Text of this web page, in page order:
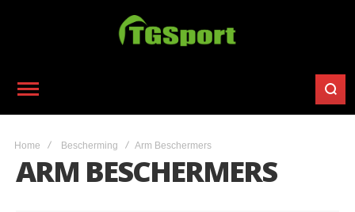
Home Bescherming Arm Beschermers
ARM BESCHERMERS